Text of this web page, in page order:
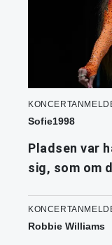
Sofie1998
Pladsen var
sig, som om
Robbie Williams